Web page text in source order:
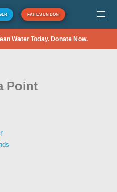
FAITES UN DON
Water Today. Donate Now.
Point